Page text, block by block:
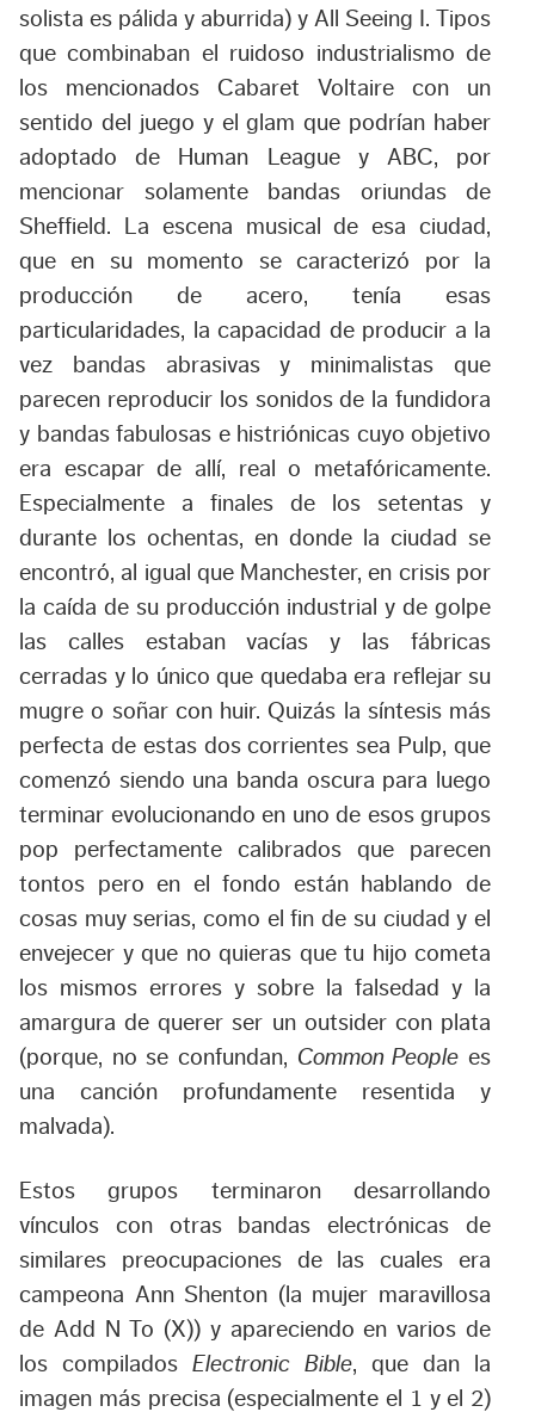
solista es pálida y aburrida) y All Seeing I. Tipos
que combinaban el ruidoso industrialismo de
los mencionados Cabaret Voltaire con un
sentido del juego y el glam que podrían haber
adoptado de Human League y ABC, por
mencionar solamente bandas oriundas de
Sheffield. La escena musical de esa ciudad,
que en su momento se caracterizó por la
producción de acero, tenía esas
particularidades, la capacidad de producir a la
vez bandas abrasivas y minimalistas que
parecen reproducir los sonidos de la fundidora
y bandas fabulosas e histriónicas cuyo objetivo
era escapar de allí, real o metafóricamente.
Especialmente a finales de los setentas y
durante los ochentas, en donde la ciudad se
encontró, al igual que Manchester, en crisis por
la caída de su producción industrial y de golpe
las calles estaban vacías y las fábricas
cerradas y lo único que quedaba era reflejar su
mugre o soñar con huir. Quizás la síntesis más
perfecta de estas dos corrientes sea Pulp, que
comenzó siendo una banda oscura para luego
terminar evolucionando en uno de esos grupos
pop perfectamente calibrados que parecen
tontos pero en el fondo están hablando de
cosas muy serias, como el fin de su ciudad y el
envejecer y que no quieras que tu hijo cometa
los mismos errores y sobre la falsedad y la
amargura de querer ser un outsider con plata
(porque, no se confundan, Common People es
una canción profundamente resentida y
malvada).
Estos grupos terminaron desarrollando
vínculos con otras bandas electrónicas de
similares preocupaciones de las cuales era
campeona Ann Shenton (la mujer maravillosa
de Add N To (X)) y apareciendo en varios de
los compiladosElectronic Bible, que dan la
imagen más precisa (especialmente el 1 y el 2)